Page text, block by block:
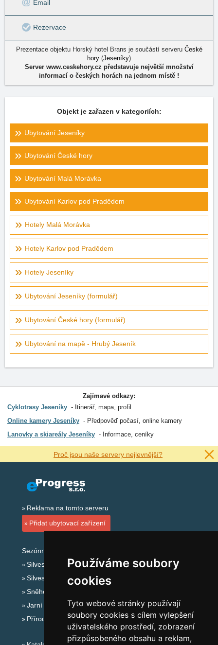
Používáme soubory
cookies
Tyto webové stránky používají
soubory cookies s cílem vylepšení
uživatelského prostředí, zobrazení
přizpůsobeného obsahu a reklam,
Email
Rezervace
Prezentace objektu Horský hotel Brans je součástí serveru České
hory (Jeseníky)
Server www.ceskehory.cz představuje největší množství
informací o českých horách na jednom místě !
Objekt je zařazen v kategoriích:
Ubytování Jeseníky
Ubytování České hory
Ubytování Malá Morávka
Ubytování Karlov pod Pradědem
Hotely Malá Morávka
Hotely Karlov pod Pradědem
Hotely Jeseníky
Ubytování Jeseníky (formulář)
Ubytování České hory (formulář)
Ubytování na mapě - Hrubý Jeseník
Zajímavé odkazy:
Cyklotrasy Jeseníky
Itinerář, mapa, profil
Online kamery Jeseníky
Předpověď počasí, online kamery
Lanovky a skiareály Jeseníky
Informace, ceníky
Proč jsou naše servery nejlevnější?
Reklama na tomto serveru
Přidat ubytovací zařízení
Sezónní odkazy:
Silvester Jeseníky
Silvestr na horách 2025/26
Sněhové zpravodajství
Jarní prázdniny 2027
Přírodní koupaliště